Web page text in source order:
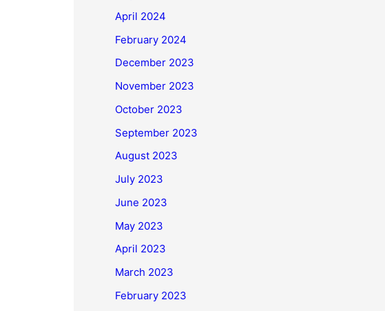
April 2024
February 2024
December 2023
November 2023
October 2023
September 2023
August 2023
July 2023
June 2023
May 2023
April 2023
March 2023
February 2023